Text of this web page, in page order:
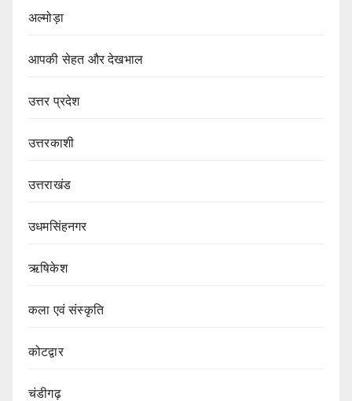
अल्मोड़ा
आपकी सेहत और देखभाल
उत्तर प्रदेश
उत्तरकाशी
उत्तराखंड
उधमसिंहनगर
ऋषिकेश
कला एवं संस्कृति
कोटद्वार
चंडीगढ़